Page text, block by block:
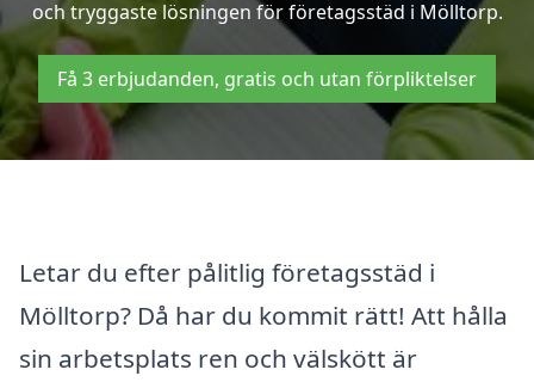
och tryggaste lösningen för företagsstäd i Mölltorp.
Få 3 erbjudanden, gratis och utan förpliktelser
Letar du efter pålitlig företagsstäd i
Mölltorp? Då har du kommit rätt! Att hålla
sin arbetsplats ren och välskött är